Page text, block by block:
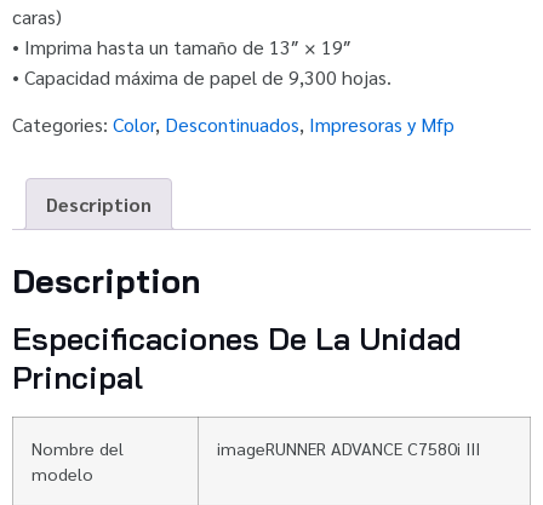
caras)
• Imprima hasta un tamaño de 13″ × 19″
• Capacidad máxima de papel de 9,300 hojas.
Categories: Color, Descontinuados, Impresoras y Mfp
Description
Description
Especificaciones De La Unidad
Principal
Nombre del
modelo
imageRUNNER ADVANCE C7580i III